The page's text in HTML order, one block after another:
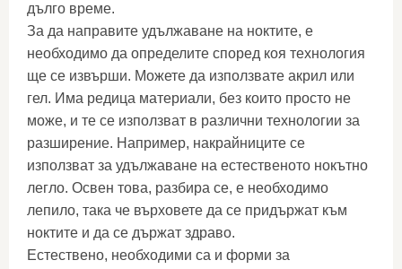
дълго време.
За да направите удължаване на ноктите, е
необходимо да определите според коя технология
ще се извърши. Можете да използвате акрил или
гел. Има редица материали, без които просто не
може, и те се използват в различни технологии за
разширение. Например, накрайниците се
използват за удължаване на естественото нокътно
легло. Освен това, разбира се, е необходимо
лепило, така че върховете да се придържат към
ноктите и да се държат здраво.
Естествено, необходими са и форми за